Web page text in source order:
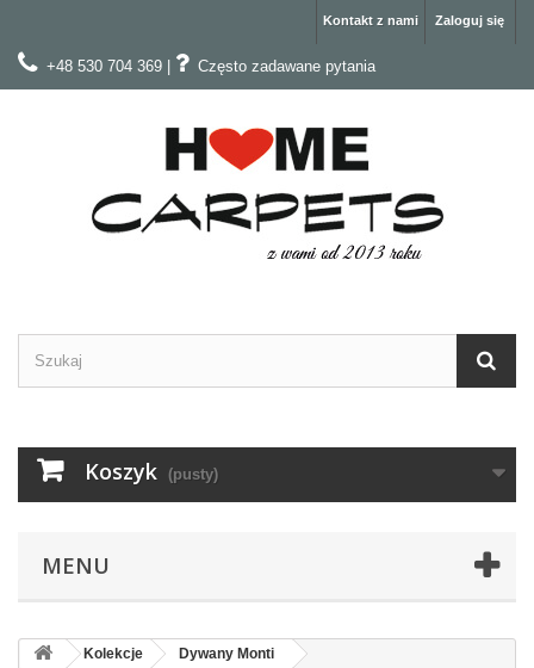
Zaloguj się
Kontakt z nami
+48 530 704 369 Często zadawane pytania
Koszyk (pusty)
MENU
Kolekcje Dywany Monti